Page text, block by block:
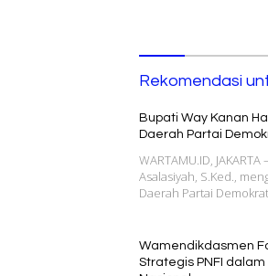
Rekomendasi
Bupati Way Kanan
Daerah Partai
WARTAMU.ID,
Asalasiyah, S.Ked.,
Daerah Partai Demokrat…
Wamendikdasmen
Strategis PNFI